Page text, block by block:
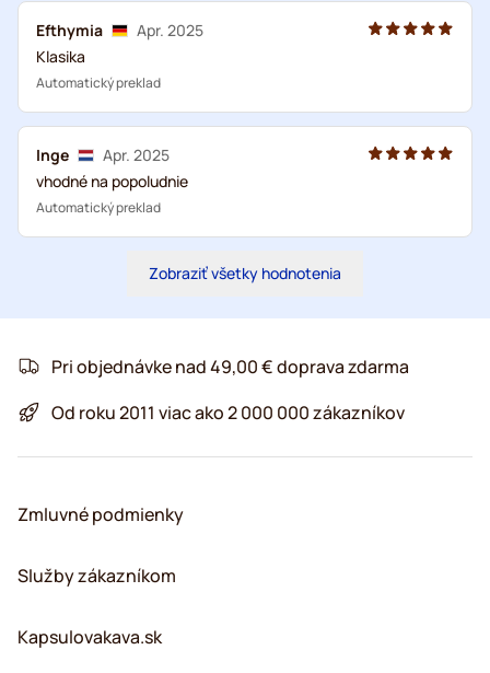
Efthymia
Apr. 2025
Klasika
Automatický preklad
Inge
Apr. 2025
vhodné na popoludnie
Automatický preklad
Zobraziť všetky hodnotenia
Pri objednávke nad 49,00 € doprava zdarma
Od roku 2011 viac ako 2 000 000 zákazníkov
Zmluvné podmienky
Služby zákazníkom
Kapsulovakava.sk